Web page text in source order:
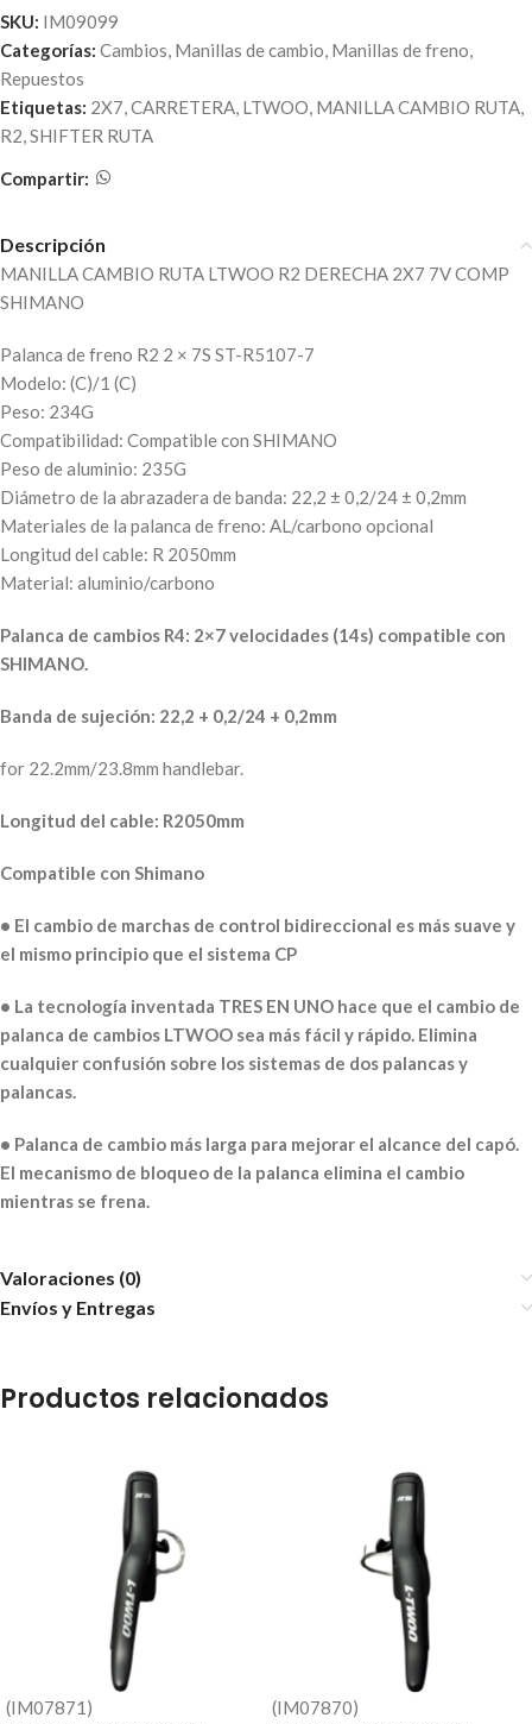
SKU: IM09099
Categorías: Cambios, Manillas de cambio, Manillas de freno,
Repuestos
Etiquetas: 2X7,CARRETERA, LTWOO, MANILLA CAMBIO RUTA,
R2,SHIFTER RUTA
Compartir:
Descripción
MANILLA CAMBIO RUTA LTWOO R2 DERECHA 2X7 7V COMP
SHIMANO
Palanca de freno R2 2 × 7S ST-R5107-7
Modelo: (C)/1 (C)
Peso: 234G
Compatibilidad: Compatible con SHIMANO
Peso de aluminio: 235G
Diámetro de la abrazadera de banda: 22,2 ± 0,2/24 ± 0,2mm
Materiales de la palanca de freno: AL/carbono opcional
Longitud del cable: R 2050mm
Material: aluminio/carbono
Palanca de cambios R4: 2×7 velocidades (14s) compatible con
SHIMANO.
Banda de sujeción: 22,2 + 0,2/24 + 0,2mm
for 22.2mm/23.8mm handlebar.
Longitud del cable: R2050mm
Compatible con Shimano
• El cambio de marchas de control bidireccional es más suave y
el mismo principio que el sistema CP
• La tecnología inventada TRES EN UNO hace que el cambio de
palanca de cambios LTWOO sea más fácil y rápido. Elimina
cualquier confusión sobre los sistemas de dos palancas y
palancas.
• Palanca de cambio más larga para mejorar el alcance del capó.
El mecanismo de bloqueo de la palanca elimina el cambio
mientras se frena.
Valoraciones (0)
Envíos y Entregas
Productos relacionados
(IM07871) (IM07870)